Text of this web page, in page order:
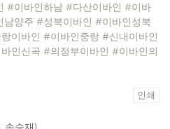
#이바인하남 #다산이바인 #이바
양주 #성북이바인 #이바인성북
이바인 #이바인중랑 #신내이바인
인신곡 #의정부이바인 #이바인의
인쇄